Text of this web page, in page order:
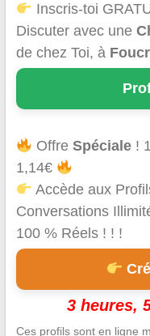
Inscris-toi
Discuter avec une
de chez Toi, à
OffreSpéciale !
1,14€
Accède aux
Conversations
100 % Réels ! ! !
3 heures,
Ces profils sont en ligne